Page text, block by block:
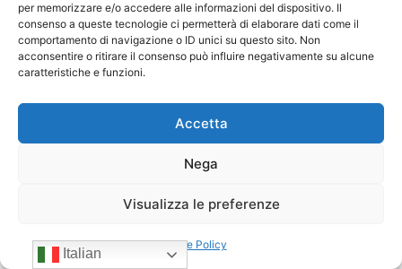
per memorizzare e/o accedere alle informazioni del dispositivo. Il
consenso a queste tecnologie ci permetterà di elaborare dati come il
comportamento di navigazione o ID unici su questo sito. Non
acconsentire o ritirare il consenso può influire negativamente su alcune
caratteristiche e funzioni.
Accetta
Nega
Visualizza le preferenze
Cookie Policy
Rivista Vending News – Leggi il
numero 79
Italian